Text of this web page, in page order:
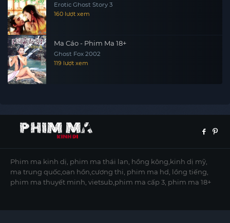
Erotic Ghost Story 3
160 lượt xem
Ma Cáo - Phim Ma 18+
Ghost Fox 2002
119 lượt xem
Phim ma kinh dị, phim ma thái lan, hồng kông,kinh dị mỹ,
ma trung quốc,oan hồn,cương thi, phim ma hd, lồng tiếng,
phim ma thuyết minh, vietsub,phim ma cấp 3, phim ma 18+